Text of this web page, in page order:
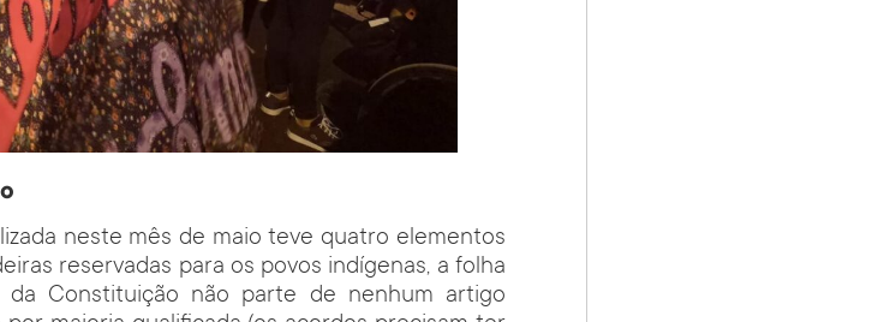
neste mês de maio teve quatro elementos
reservadas para os povos indígenas, a folha
Constituição não parte de nenhum artigo